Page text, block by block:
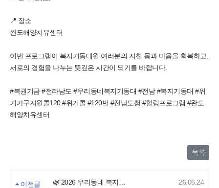
📍 장소
완도해양치유센터
이번 프로그램이 복지기동대원 여러분의 지친 몸과 마음을 회복하고,
서로의 경험을 나누는 뜻깊은 시간이 되기를 바랍니다.
#복권기금 #전라남도 #우리동네복지기동대 #전남 #복지기동대 #위
기가구지원콜120 #위기콜 #120번 #전남도청 #힐링프로그램 #완도
해양치유센터
목록
이전글 26.06.24